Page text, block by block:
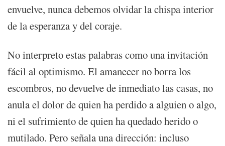
envuelve, nunca debemos olvidar la chispa interior
de la esperanza y del coraje.
No interpreto estas palabras como una invitación
fácil al optimismo. El amanecer no borra los
escombros, no devuelve de inmediato las casas, no
anula el dolor de quien ha perdido a alguien o algo,
ni el sufrimiento de quien ha quedado herido o
mutilado. Pero señala una dirección: incluso